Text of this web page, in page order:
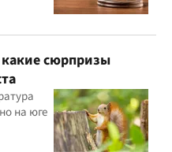
сюрпризы
на юге